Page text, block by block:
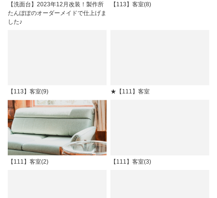
【洗面台】2023年12月改装！製作所
たんぽぽのオーダーメイドで仕上げま
した♪
【113】客室(8)
【113】客室(9) ★【111】客室
【111】客室(2) 【111】客室(3)